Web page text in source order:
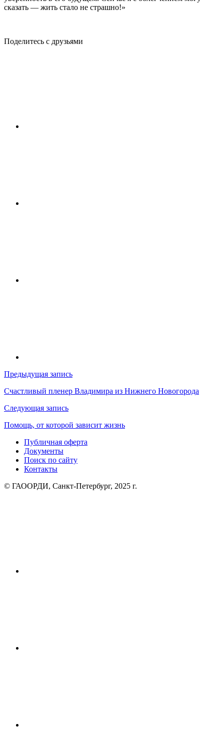
сказать — жить стало не страшно!»
Поделитесь с друзьями
Навигация
по
записям
Предыдущая запись
Счастливый пленер Владимира из Нижнего Новогорода
Следующая запись
Помощь, от которой зависит жизнь
Публичная оферта
Документы
Поиск по сайту
Контакты
© ГАООРДИ, Санкт-Петербург, 2025 г.